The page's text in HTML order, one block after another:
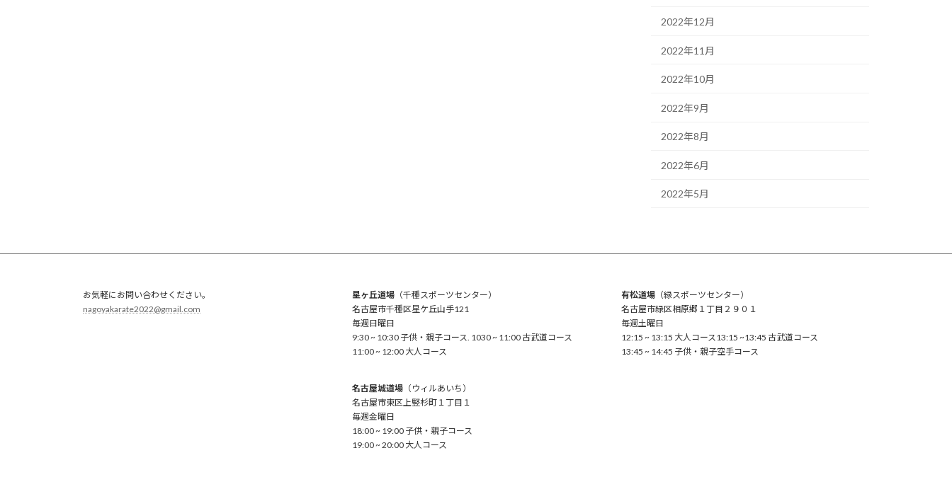
2022年12月
2022年11月
2022年10月
2022年9月
2022年8月
2022年6月
2022年5月
お気軽にお問い合わせください。
nagoyakarate2022@gmail.com
星ヶ丘道場（千種スポーツセンター）
名古屋市千種区星ケ丘山手121
毎週日曜日
9:30 ~ 10:30 子供・親子コース. 1030 ~ 11:00 古武道コース
11:00 ~ 12:00 大人コース
名古屋城道場（ウィルあいち）
名古屋市東区上竪杉町１丁目１
毎週金曜日
18:00 ~ 19:00 子供・親子コース
19:00 ~ 20:00 大人コース
有松道場（緑スポーツセンター）
名古屋市緑区相原郷１丁目２９０１
毎週土曜日
12:15 ~ 13:15 大人コース13:15 ~13:45 古武道コース
13:45 ~ 14:45 子供・親子空手コース